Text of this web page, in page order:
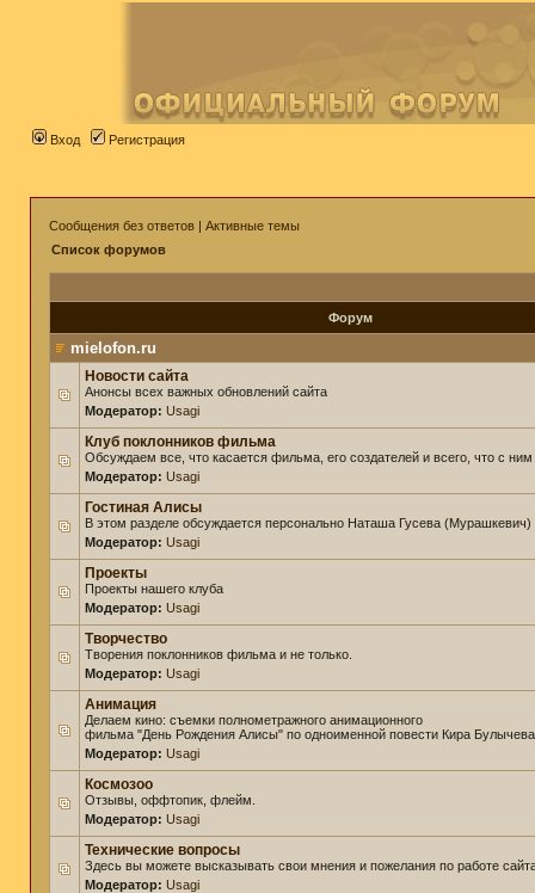
Вход Регистрация
Сообщения без ответов | Активные темы
Список форумов
Форум
mielofon.ru
Новости сайта
Анонсы всех важных обновлений сайта
Модератор: Usagi
Клуб поклонников фильма
Обсуждаем все, что касается фильма, его создателей и всего, что с ним
Модератор: Usagi
Гостиная Алисы
В этом разделе обсуждается персонально Наташа Гусева (Мурашкевич)
Модератор: Usagi
Проекты
Проекты нашего клуба
Модератор: Usagi
Творчество
Творения поклонников фильма и не только.
Модератор: Usagi
Анимация
Делаем кино: съемки полнометражного анимационного
фильма "День Рождения Алисы" по одноименной повести Кира
Модератор: Usagi
Космозоо
Отзывы, оффтопик, флейм.
Модератор: Usagi
Технические вопросы
Здесь вы можете высказывать свои мнения и пожелания по работе
Модератор: Usagi